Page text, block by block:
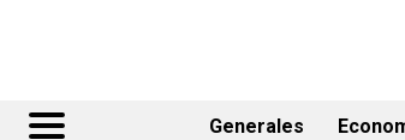
Generales